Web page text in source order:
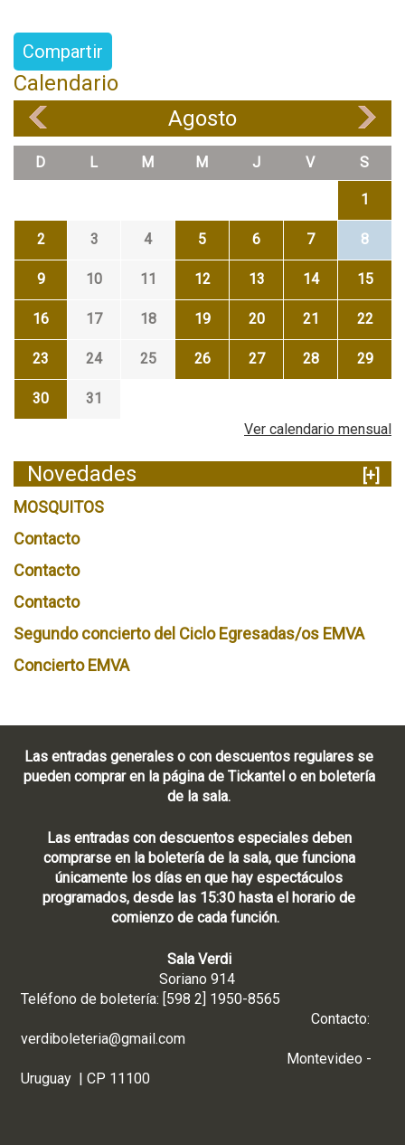
Compartir
Calendario
Agosto
D L M M J V S
1
2 3 4 5 6 7 8
9 10 11 12 13 14 15
16 17 18 19 20 21 22
23 24 25 26 27 28 29
30
31
Ver calendario mensual
Novedades
[+]
MOSQUITOS
Contacto
Contacto
Contacto
Segundo concierto del Ciclo Egresadas/os EMVA
Concierto EMVA
Las entradas generales o con descuentos regulares se
pueden comprar en la página de Tickantel o en boletería
de la sala.
Las entradas con descuentos especiales deben
comprarse en la boletería de la sala, que funciona
únicamente los días en que hay espectáculos
programados, desde las 15:30 hasta el horario de
comienzo de cada función.
Sala Verdi
Soriano 914
Teléfono de boletería: [598 2] 1950-8565
Contacto:
verdiboleteria@gmail.com
Montevideo -
Uruguay | CP 11100